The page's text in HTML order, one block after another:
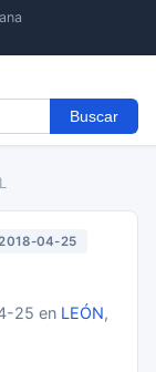
Buscar
04-25
25 en LEÓN,